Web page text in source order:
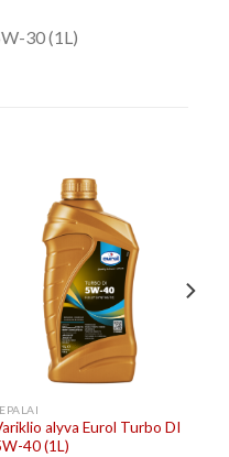
30 (1L)
alyva Eurol Turbo DI
40 (1L)